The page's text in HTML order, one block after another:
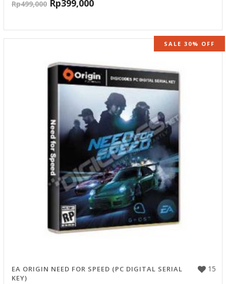
Rp499,000 Rp399,000
SALE 30% OFF
15
EA ORIGIN NEED FOR SPEED (PC DIGITAL SERIAL
KEY)